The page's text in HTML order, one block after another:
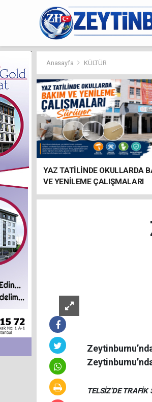
Anasayfa KÜLTÜR
YAZ TATİLİNDE OKULLARDA
VE YENİLEME ÇALIŞMALARI
SÜRÜYOR
TELSİZ’DE